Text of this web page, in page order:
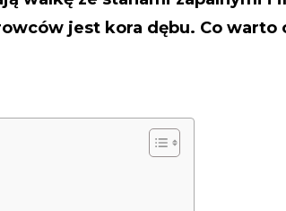
jest kora dębu. Co warto